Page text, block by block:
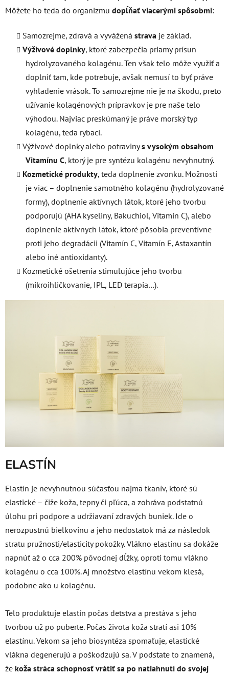
Môžete ho teda do organizmu dopĺňať viacerými spôsobmi:
Samozrejme, zdravá a vyvážená strava je základ.
Výživové doplnky, ktoré zabezpečia priamy prísun
hydrolyzovaného kolagénu. Ten však telo môže využiť a
doplniť tam, kde potrebuje, avšak nemusí to byť práve
vyhladenie vrások. To samozrejme nie je na škodu, preto
užívanie kolagénových prípravkov je pre naše telo
výhodou. Najviac preskúmaný je práve morský typ
kolagénu, teda rybací.
Výživové doplnky alebo potraviny s vysokým obsahom
Vitamínu C, ktorý je pre syntézu kolagénu nevyhnutný.
Kozmetické produkty, teda doplnenie zvonku. Možností
je viac – doplnenie samotného kolagénu (hydrolyzované
formy), doplnenie aktívnych látok, ktoré jeho tvorbu
podporujú (AHA kyseliny, Bakuchiol, Vitamín C), alebo
doplnenie aktívnych látok, ktoré pôsobia preventívne
proti jeho degradácii (Vitamín C, Vitamín E, Astaxantín
alebo iné antioxidanty).
Kozmetické ošetrenia stimulujúce jeho tvorbu
(mikroihličkovanie, IPL, LED terapia…).
ELASTÍN
Elastín je nevyhnutnou súčasťou najmä tkanív, ktoré sú
elastické – čiže koža, tepny či pľúca, a zohráva podstatnú
úlohu pri podpore a udržiavaní zdravých buniek. Ide o
nerozpustnú bielkovinu a jeho nedostatok má za následok
stratu pružnosti/elasticity pokožky. Vlákno elastínu sa dokáže
napnúť až o cca 200% pôvodnej dĺžky, oproti tomu vlákno
kolagénu o cca 100%. Aj množstvo elastínu vekom klesá,
podobne ako u kolagénu.
Telo produktuje elastín počas detstva a prestáva s jeho
tvorbou už po puberte. Počas života koža stratí asi 10%
elastínu. Vekom sa jeho biosyntéza spomaľuje, elastické
vlákna degenerujú a poškodzujú sa. V podstate to znamená,
že koža stráca schopnosť vrátiť sa po natiahnutí do svojej